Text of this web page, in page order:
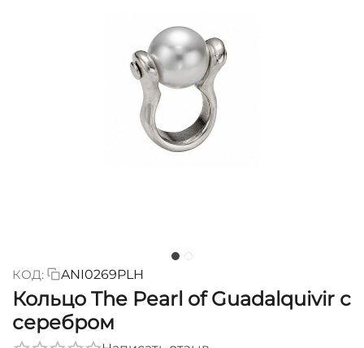
КОД: ANI0269PLH
Кольцо The Pearl of Guadalquivir с
серебром